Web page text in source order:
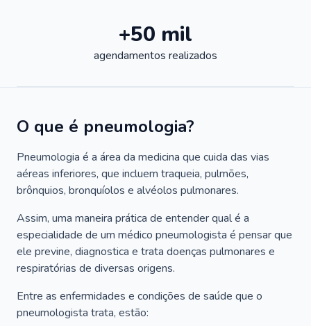
+50 mil
agendamentos realizados
O que é pneumologia?
Pneumologia é a área da medicina que cuida das vias
aéreas inferiores, que incluem traqueia, pulmões,
brônquios, bronquíolos e alvéolos pulmonares.
Assim, uma maneira prática de entender qual é a
especialidade de um médico pneumologista é pensar que
ele previne, diagnostica e trata doenças pulmonares e
respiratórias de diversas origens.
Entre as enfermidades e condições de saúde que o
pneumologista trata, estão: